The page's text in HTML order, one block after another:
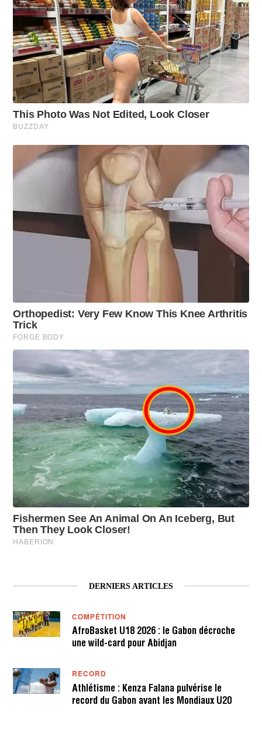
DERNIERS ARTICLES
COMPÉTITION
AfroBasket U18 2026 : le Gabon décroche
une wild-card pour Abidjan
RECORD
Athlétisme : Kenza Falana pulvérise le
record du Gabon avant les Mondiaux U20